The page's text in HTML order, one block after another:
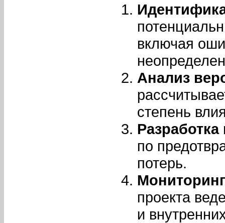
включая
Анализ
степень
по
потерь.
проекта
и